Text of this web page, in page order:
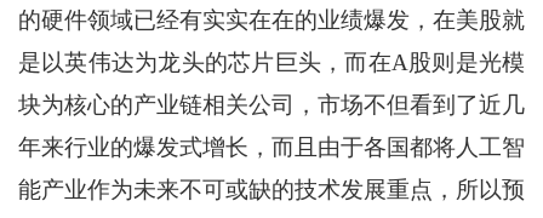
的硬件领域已经有实实在在的业绩爆发，在美股就
是以英伟达为龙头的芯片巨头，而在A股则是光模
块为核心的产业链相关公司，市场不但看到了近几
年来行业的爆发式增长，而且由于各国都将人工智
能产业作为未来不可或缺的技术发展重点，所以预